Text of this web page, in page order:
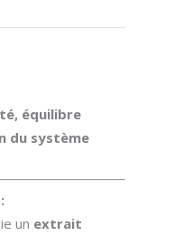
équilibre
du système
un extrait